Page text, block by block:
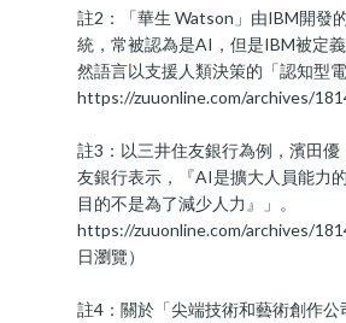
註2：「華生 Watson」由IBM開發
統，常被認為是AI，但是IBM被定
然語言以支援人類決策的「認知型電
https://zuuonline.com/archives/
註3：以三井住友銀行為例，濱田
友銀行表示，『AI是擴大人員能力
目的不是為了減少人力』」。
https://zuuonline.com/archives/
日瀏覽）
註4：關於「尖端技術和藝術創作